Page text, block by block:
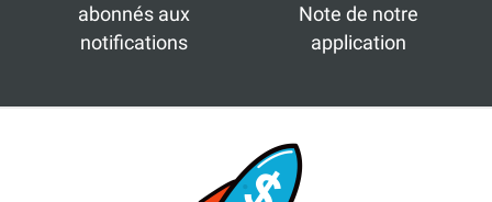
abonnés aux
notifications
Note de notre
application